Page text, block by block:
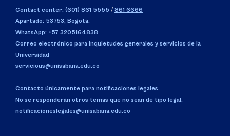
Contact center: (601) 861 5555 / 861 6666
Apartado: 53753, Bogotá.
WhatsApp: +57 3205164838
Correo electrónico para inquietudes generales y servicios de la
Universidad
servicious@unisabana.edu.co
Contacto únicamente para notificaciones legales.
No se responderán otros temas que no sean de tipo legal.
notificacioneslegales@unisabana.edu.co